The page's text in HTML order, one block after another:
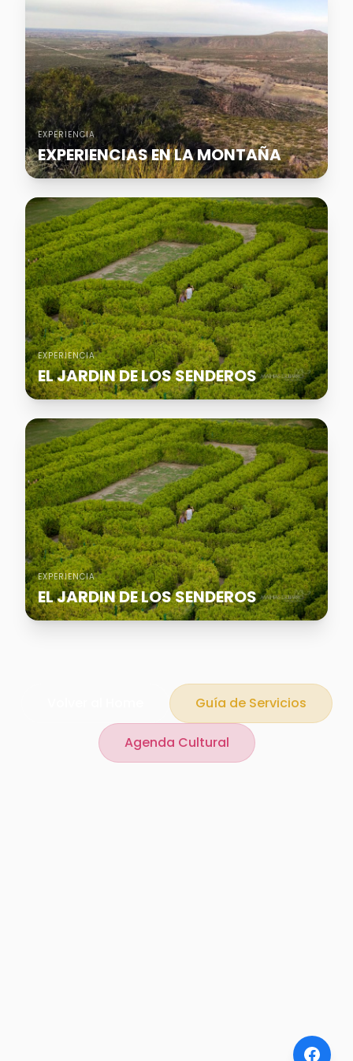
EXPERIENCIA
EXPERIENCIAS EN LA MONTAÑA
EXPERIENCIA
EL JARDIN DE LOS SENDEROS
EXPERIENCIA
EL JARDIN DE LOS SENDEROS
Guía de Servicios
Agenda Cultural